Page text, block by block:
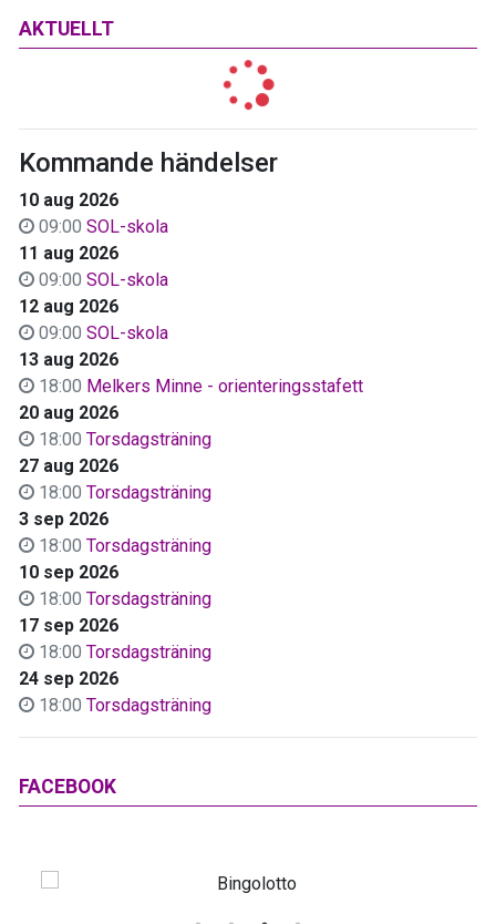
AKTUELLT
Kommande händelser
10 aug 2026
09:00 SOL-skola
11 aug 2026
09:00 SOL-skola
12 aug 2026
09:00 SOL-skola
13 aug 2026
18:00 Melkers Minne - orienteringsstafett
20 aug 2026
18:00 Torsdagsträning
27 aug 2026
18:00 Torsdagsträning
3 sep 2026
18:00 Torsdagsträning
10 sep 2026
18:00 Torsdagsträning
17 sep 2026
18:00 Torsdagsträning
24 sep 2026
18:00 Torsdagsträning
FACEBOOK